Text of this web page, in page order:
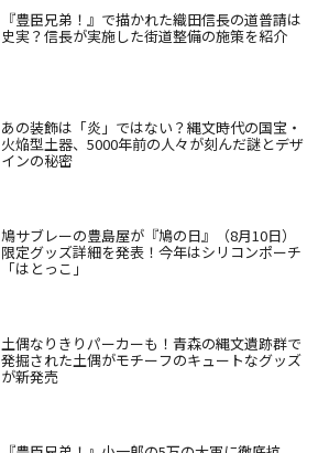
『豊臣兄弟！』で描かれた織田信長の道普請は
史実？信長が実施した街道整備の施策を紹介
あの装飾は「炎」ではない？縄文時代の国宝・
火焔型土器、5000年前の人々が刻んだ謎とデザ
インの秘密
鳩サブレーの豊島屋が『鳩の日』（8月10日）
限定グッズ詳細を発表！今年はシリコンポーチ
「はとっこ」
土偶なりきりパーカーも！青森の縄文遺跡群で
発掘された土偶がモチーフのキュートなグッズ
が新発売